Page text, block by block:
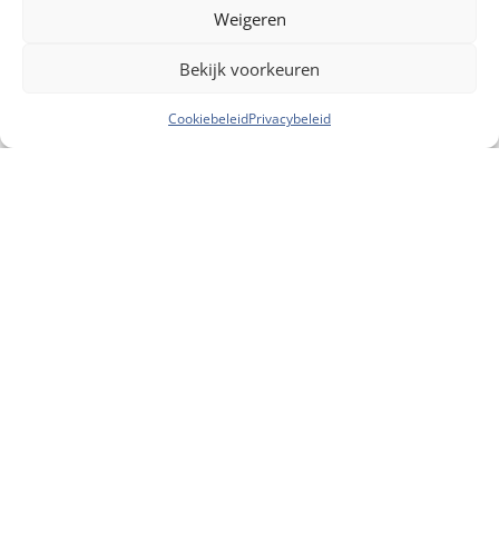
Weigeren
Bekijk voorkeuren
CookiebeleidPrivacybeleid
zeggen wat ze doen en doen wat ze zeggen.
en materialen worden gebruikt.
– Alle projecten worden exact volgens